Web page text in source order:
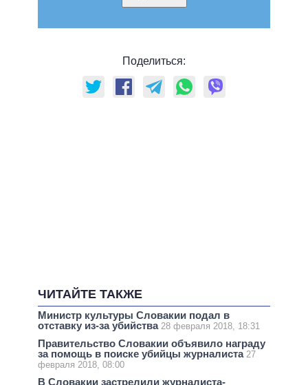
Поделиться:
ЧИТАЙТЕ ТАКЖЕ
Министр культуры Словакии подал в
отставку из-за убийства 28 февраля 2018, 18:31
Правительство Словакии объявило награду
за помощь в поиске убийцы журналиста 27
февраля 2018, 08:00
В Словакии застрелили журналиста-